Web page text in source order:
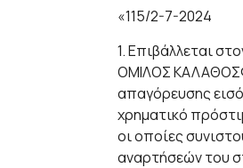
«115/2-7-2024
1. Επιβάλλεται
ΟΜΙΛΟΣ
απαγόρευσης
χρηματικό
οι οποίες
αναρτήσεών του